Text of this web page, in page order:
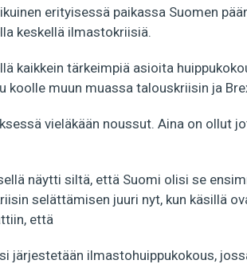
erityisessä paikassa Suomen
keskellä ilmastokriisiä.
kaikkein tärkeimpiä asioita
koolle muun muassa talouskriisin ja
vieläkään noussut. Aina on ollut
näytti siltä, että Suomi olisi se
selättämisen juuri nyt, kun käsillä
että
järjestetään ilmastohuippukokous,